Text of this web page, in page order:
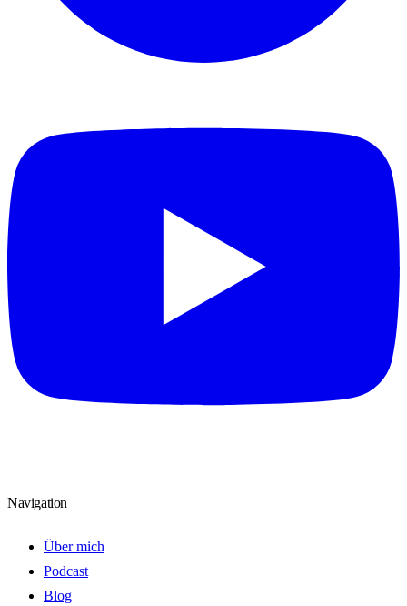
Navigation
Über mich
Podcast
Blog